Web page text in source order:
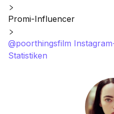
Promi-Influencer
@poorthingsfilm
Statistiken